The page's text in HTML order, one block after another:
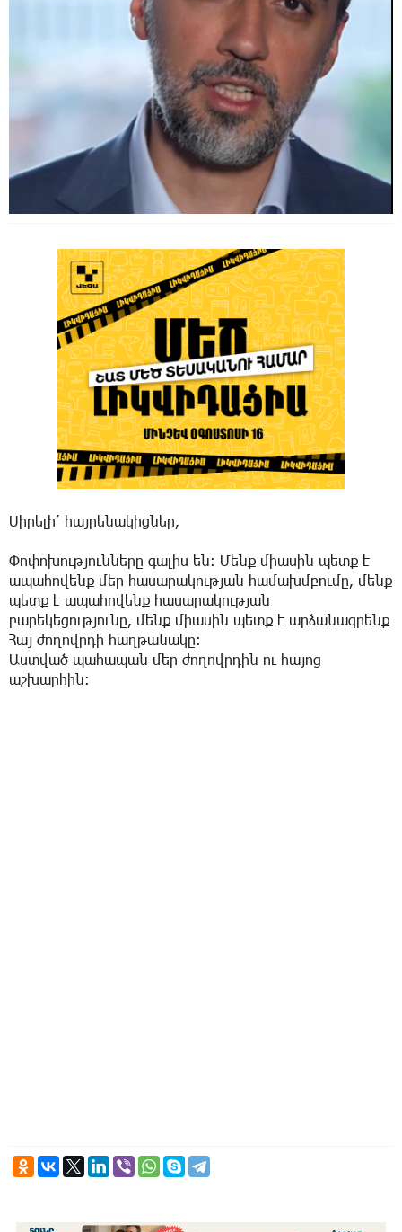
Սիրելի՛ հայրենակիցներ,
Փոփոխությունները գալիս են։ Մենք միասին պետք է
ապահովենք մեր հասարակության համախմբումը, մենք
պետք է ապահովենք հասարակության
բարեկեցությունը, մենք միասին պետք է արձանագրենք
Հայ ժողովրդի հաղթանակը:
Աստված պահապան մեր ժողովրդին ու հայոց
աշխարհին։